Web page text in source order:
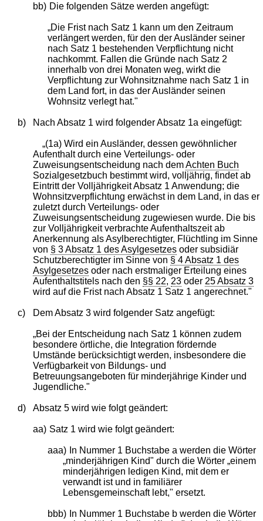
bb) Die folgenden Sätze werden angefügt:
„Die Frist nach Satz 1 kann um den Zeitraum
verlängert werden, für den der Ausländer seiner
nach Satz 1 bestehenden Verpflichtung nicht
nachkommt. Fallen die Gründe nach Satz 2
innerhalb von drei Monaten weg, wirkt die
Verpflichtung zur Wohnsitznahme nach Satz 1 in
dem Land fort, in das der Ausländer seinen
Wohnsitz verlegt hat."
b) Nach Absatz 1 wird folgender Absatz 1a eingefügt:
„(1a) Wird ein Ausländer, dessen gewöhnlicher
Aufenthalt durch eine Verteilungs- oder
Zuweisungsentscheidung nach demAchten Buch
Sozialgesetzbuch bestimmt wird, volljährig, findet ab
Eintritt der Volljährigkeit Absatz 1 Anwendung; die
Wohnsitzverpflichtung erwächst in dem Land, in das er
zuletzt durch Verteilungs- oder
Zuweisungsentscheidung zugewiesen wurde. Die bis
zur Volljährigkeit verbrachte Aufenthaltszeit ab
Anerkennung als Asylberechtigter, Flüchtling im Sinne
von § 3 Absatz 1 des Asylgesetzesoder subsidiär
Schutzberechtigter im Sinne von § 4 Absatz 1 des
Asylgesetzesoder nach erstmaliger Erteilung eines
Aufenthaltstitels nach den §§ 22, 23oder 25 Absatz 3
wird auf die Frist nach Absatz 1 Satz 1 angerechnet."
c) Dem Absatz 3 wird folgender Satz angefügt:
„Bei der Entscheidung nach Satz 1 können zudem
besondere örtliche, die Integration fördernde
Umstände berücksichtigt werden, insbesondere die
Verfügbarkeit von Bildungs- und
Betreuungsangeboten für minderjährige Kinder und
Jugendliche."
d) Absatz 5 wird wie folgt geändert:
aa) Satz 1 wird wie folgt geändert:
aaa) In Nummer 1 Buchstabe a werden die Wörter
„minderjährigen Kind" durch die Wörter „einem
minderjährigen ledigen Kind, mit dem er
verwandt ist und in familiärer
Lebensgemeinschaft lebt," ersetzt.
bbb) In Nummer 1 Buchstabe b werden die Wörter